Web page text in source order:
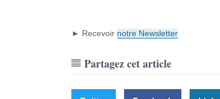
► Recevoir notre Newsletter
Partagez cet article